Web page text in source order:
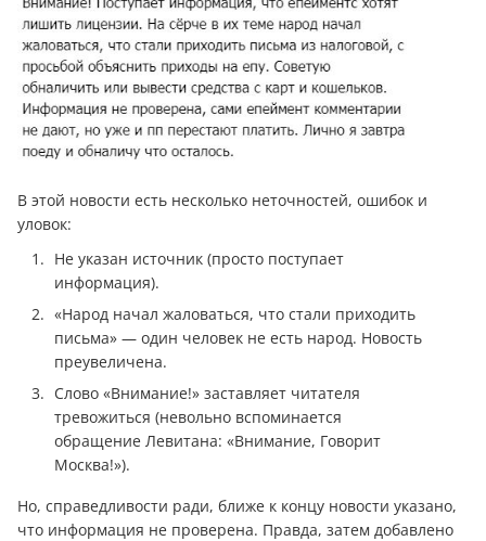
В этой новости есть несколько неточностей, ошибок и
уловок:
Не указан источник (просто поступает
информация).
«Народ начал жаловаться, что стали приходить
письма» — один человек не есть народ. Новость
преувеличена.
Слово «Внимание!» заставляет читателя
тревожиться (невольно вспоминается
обращение Левитана: «Внимание, Говорит
Москва!»).
Но, справедливости ради, ближе к концу новости указано,
что информация не проверена. Правда, затем добавлено